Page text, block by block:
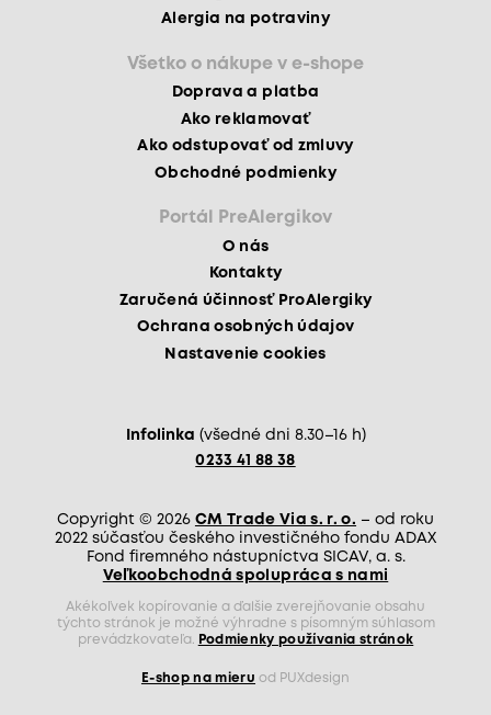
Alergia na potraviny
Všetko o nákupe v e-shope
Doprava a platba
Ako reklamovať
Ako odstupovať od zmluvy
Obchodné podmienky
Portál PreAlergikov
O nás
Kontakty
Zaručená účinnosť ProAlergiky
Ochrana osobných údajov
Nastavenie cookies
Infolinka (všedné dni 8.30–16 h)
0233 41 88 38
Copyright © 2026 CM Trade Via s. r. o. – od roku
2022 súčasťou českého investičného fondu ADAX
Fond firemného nástupníctva SICAV, a. s.
Veľkoobchodná spolupráca s nami
Akékoľvek kopírovanie a ďalšie zverejňovanie obsahu
týchto stránok je možné výhradne s písomným súhlasom
prevádzkovateľa.
Podmienky používania stránok
E-shop na mieru od PUXdesign